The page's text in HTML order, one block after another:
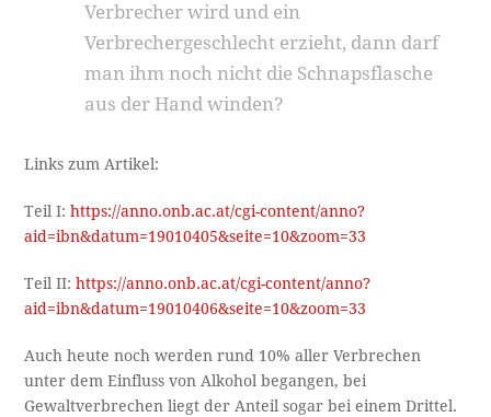
Verbrecher wird und ein
Verbrechergeschlecht erzieht, dann darf
man ihm noch nicht die Schnapsflasche
aus der Hand winden?
Links zum Artikel:
Teil I:https://anno.onb.ac.at/cgi-content/anno?
aid=ibn&datum=19010405&seite=10&zoom=33
Teil II:https://anno.onb.ac.at/cgi-content/anno?
aid=ibn&datum=19010406&seite=10&zoom=33
Auch heute noch werden rund 10% aller Verbrechen
unter dem Einfluss von Alkohol begangen, bei
Gewaltverbrechen liegt der Anteil sogar bei einem Drittel.